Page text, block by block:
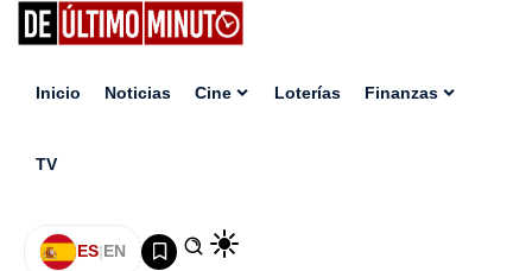
Inicio Noticias Cine Loterías Finanzas
TV
ES|EN